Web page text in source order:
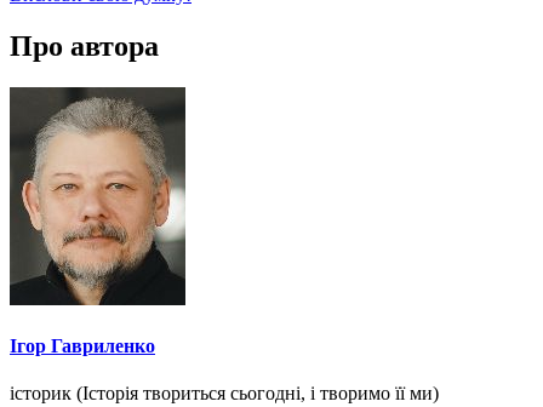
Про автора
Ігор Гавриленко
історик (Історія твориться сьогодні, і творимо її ми)